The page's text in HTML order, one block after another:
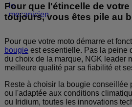
Pour que l'étincelle de
toujours, vous êtes pile au
Pour que votre moto démarre et
bougie est essentielle. Pas la peine
du choix de la marque, NGK leader
meilleure qualité par sa fiabilité et
Reste à choisir la bougie conseillée
ou l'adaptée aux conditions
ou Iridium, toutes les innovations